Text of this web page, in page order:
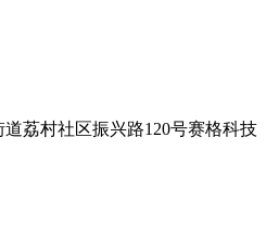
荔村社区振兴路120号赛格科技